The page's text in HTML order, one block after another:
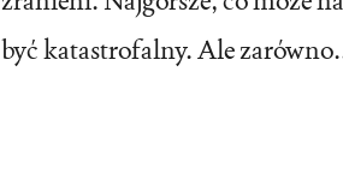
być katastrofalny. Ale